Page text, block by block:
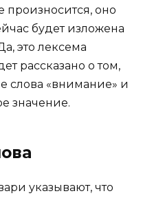
произносится, оно
будет изложена
это лексема
рассказано о том,
слова «внимание» и
значение.
указывают, что